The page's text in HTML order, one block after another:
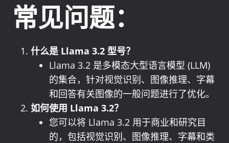
常见问题：
什么是 Llama 3.2 型号？
Llama 3.2 是多模态大型语言模型 (LLM)
的集合，针对视觉识别、图像推理、字幕
和回答有关图像的一般问题进行了优化。
如何使用 Llama 3.2？
您可以将 Llama 3.2 用于商业和研究目
的，包括视觉识别、图像推理、字幕和类